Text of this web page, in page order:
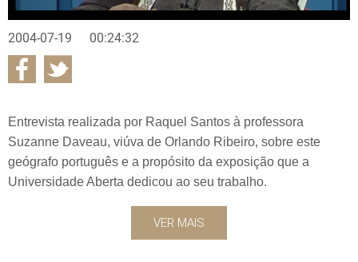
2004-07-19 00:24:32
Entrevista realizada por Raquel Santos à professora
Suzanne Daveau, viúva de Orlando Ribeiro, sobre este
geógrafo português e a propósito da exposição que a
Universidade Aberta dedicou ao seu trabalho.
VER MAIS